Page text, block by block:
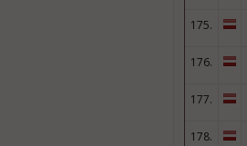
175.
176.
177.
178.